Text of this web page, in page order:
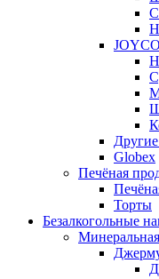
JOYCO
Globex
Печёная
Торты
Безалкогольные